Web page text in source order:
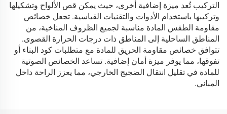
التركيب تُعد ميزة إضافية أخرى، حيث يمكن قص الألواح وتشكيلها
وتركيبها باستخدام الأدوات والتقنيات القياسية. تجعل خصائص
مقاومة الطقس المادة مناسبة لجميع الظروف المناخية، من
المناطق الساحلية إلى المناطق ذات درجات الحرارة القصوى.
تتوافق خصائص مقاومة الحريق للمادة مع متطلبات كود البناء أو
تفوقها، مما يوفر ميزة أمان إضافية. تساعد الخصائص الصوتية
للمادة في تقليل انتقال الضجيج الخارجي، مما يعزز الراحة داخل
المباني.